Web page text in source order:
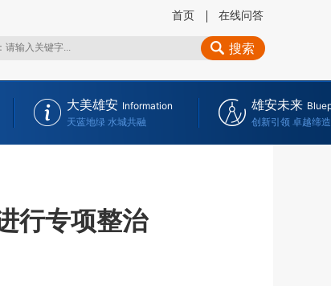
首页 在线问答
搜索
大美雄安 Information
天蓝地绿 水城共融
雄安未来
创新引领 卓越缔造
行专项整治